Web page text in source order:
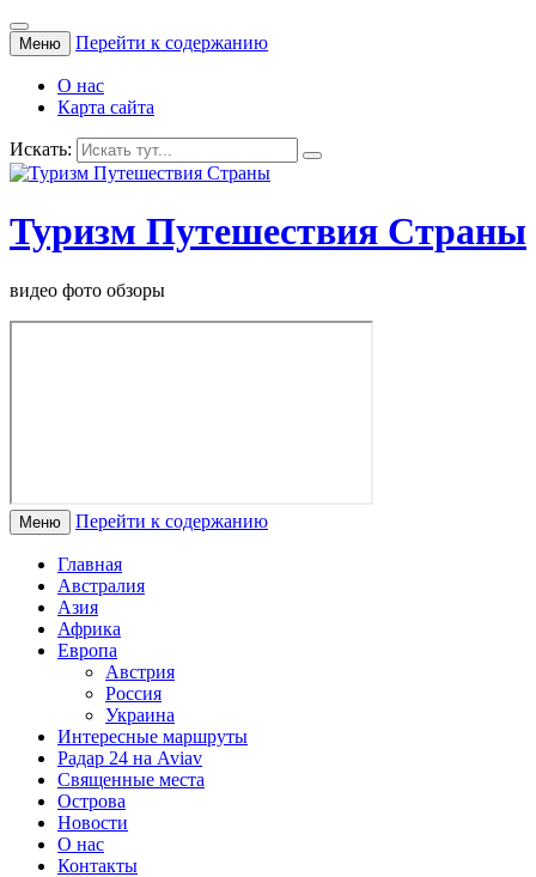
Меню Перейти к содержанию
О нас
Карта сайта
Искать:
Туризм Путешествия Страны
видео фото обзоры
Меню Перейти к содержанию
Главная
Австралия
Азия
Африка
Европа
Австрия
Россия
Украина
Интересные маршруты
Радар 24 на Aviav
Священные места
Острова
Новости
О нас
Контакты